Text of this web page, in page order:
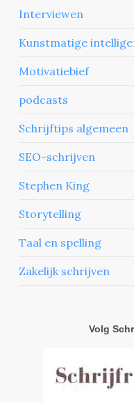
Interviewen
Kunstmatige
Motivatiebief
podcasts
Schrijftips algemeen
SEO-schrijven
Stephen King
Storytelling
Taal en spelling
Zakelijk schrijven
Volg